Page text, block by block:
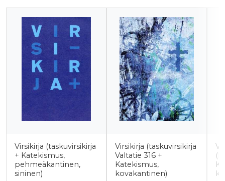
Tuoteluettelon alku
Virsikirja (taskuvirsikirja
+ Katekismus,
pehmeäkantinen,
sininen)
Virsikirja (taskuvirsikirja
Valtatie 316 +
Katekismus,
kovakantinen)